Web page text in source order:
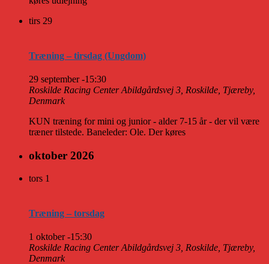
tirs 29
Træning – tirsdag (Ungdom)
29 september -15:30
Roskilde Racing CenterAbildgårdsvej 3, Roskilde, Tjæreby,
Denmark
KUN træning for mini og junior - alder 7-15 år - der vil være
træner tilstede. Baneleder: Ole. Der køres
oktober 2026
tors 1
Træning – torsdag
1 oktober -15:30
Roskilde Racing CenterAbildgårdsvej 3, Roskilde, Tjæreby,
Denmark